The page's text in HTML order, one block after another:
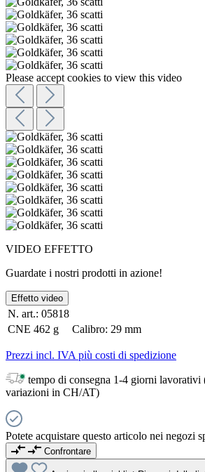
Please accept cookies to view this video
VIDEO EFFETTO
Guardate i nostri prodotti in azione!
Effetto video
N. art.: 05818
CNE 462 g Calibro: 29 mm
Prezzi incl. IVA più costi di spedizione
tempo di consegna 1-4 giorni lavorativi
variazioni in CH/AT)
Potete acquistare questo articolo nei negozi
Confrontare